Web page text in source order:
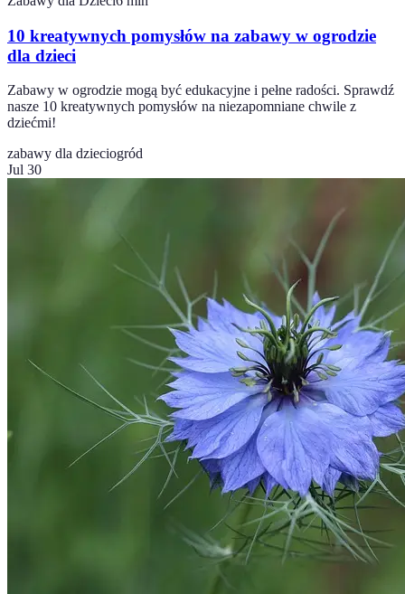
10 kreatywnych pomysłów na zabawy w ogrodzie
dla dzieci
Zabawy w ogrodzie mogą być edukacyjne i pełne radości. Sprawdź
nasze 10 kreatywnych pomysłów na niezapomniane chwile z
dziećmi!
zabawy dla dzieciogród
Jul 30